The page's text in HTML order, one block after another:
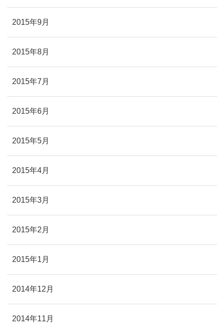
2015年9月
2015年8月
2015年7月
2015年6月
2015年5月
2015年4月
2015年3月
2015年2月
2015年1月
2014年12月
2014年11月